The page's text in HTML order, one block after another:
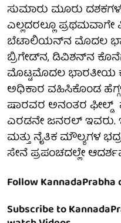
ಸುಮಾರು ಮೂರು
ಎಲ್ಲದರಲ್ಲೂ
ಬೆಟಾಲಿಯನ್‌ನ ಮೊದಲ
ಬ್ರಿಗೇಡ್‌ನ‌, ಡಿವಿಶನ್‌ನ‌
ಮೊಟ್ಟ­ಮೊದಲ
ಅಧಿಕಾರ­ ವಹಿಸಿಕೊಂಡ
ಷಾರವರ ಅನಂತರ
ಎರಡನೇ ಜನರಲ್‌
ಮತ್ತು ನೈತಿಕ ಮೌಲ್ಯಗಳ
ಸೇನೆ ಪ್ರಪಂಚದಲ್ಲೇ
Follow KannadaPrabha
Subscribe to